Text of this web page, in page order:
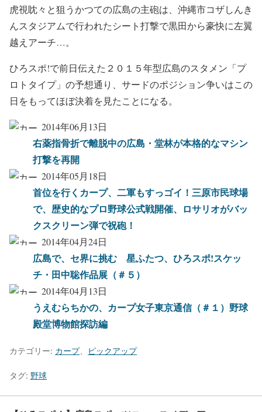
虎視眈々と狙うかつての広島の主砲は、沖縄市コザしんき
んスタジアムで行われたシート打撃で黒田から豪快に左翼
越えアーチ…。
ひろスポ!で前日伝えた２０１５年型広島のスタメン「プ
ロトタイプ」の予想通り、サードのポジション争いはこの
日をもってほぼ決着を見たことになる。
2014年06月13日
右薬指骨折で離脱中の広島・堂林が本格的なマシン
打撃を再開
2014年05月18日
首位を行くカープ、二軍もすっゴイ！三原市民球場
で、歴史的なプロ野球公式戦開催、ロサリオがバッ
クスクリーン弾で祝砲！
2014年04月24日
広島で、セ界に挑む 星ふたつ、ひろスポ!スケッ
チ・田中聡作品展（＃５）
2014年04月13日
うえむらちかの、カープ女子東京通信（＃１）野球
殿堂博物館探訪編
カテゴリー: カープ、 ピックアップ
タグ: 野球